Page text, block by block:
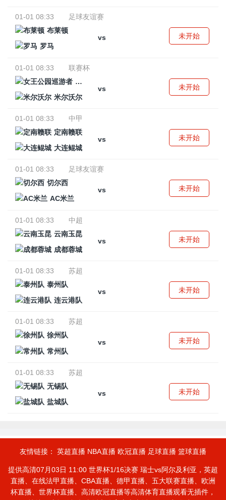
01-01 08:33
足球友谊赛
布莱顿
vs
罗马
未开始
01-01 08:33
联赛杯
女王公园巡游者
vs
米尔沃尔
未开始
01-01 08:33
中甲
定南赣联
vs
大连鲲城
未开始
01-01 08:33
足球友谊赛
切尔西
vs
AC米兰
未开始
01-01 08:33
中超
云南玉昆
vs
成都蓉城
未开始
01-01 08:33
苏超
泰州队
vs
连云港队
未开始
01-01 08:33
苏超
徐州队
vs
常州队
未开始
01-01 08:33
苏超
无锡队
vs
盐城队
未开始
友情链接： 英超直播 NBA直播 欧冠直播 足球直播 篮球直播
提供高清07月03日 11:00 世界杯1/16决赛 瑞士vs阿尔及利亚，英超
直播、在线法甲直播、CBA直播、德甲直播、五大联赛直播、欧洲
杯直播、世界杯直播、高清欧冠直播等高清体育直播观看无插件，